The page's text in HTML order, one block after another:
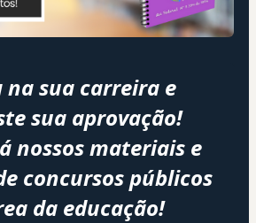
sua carreira e
sua aprovação!
nossos materiais e
concursos públicos
da educação!